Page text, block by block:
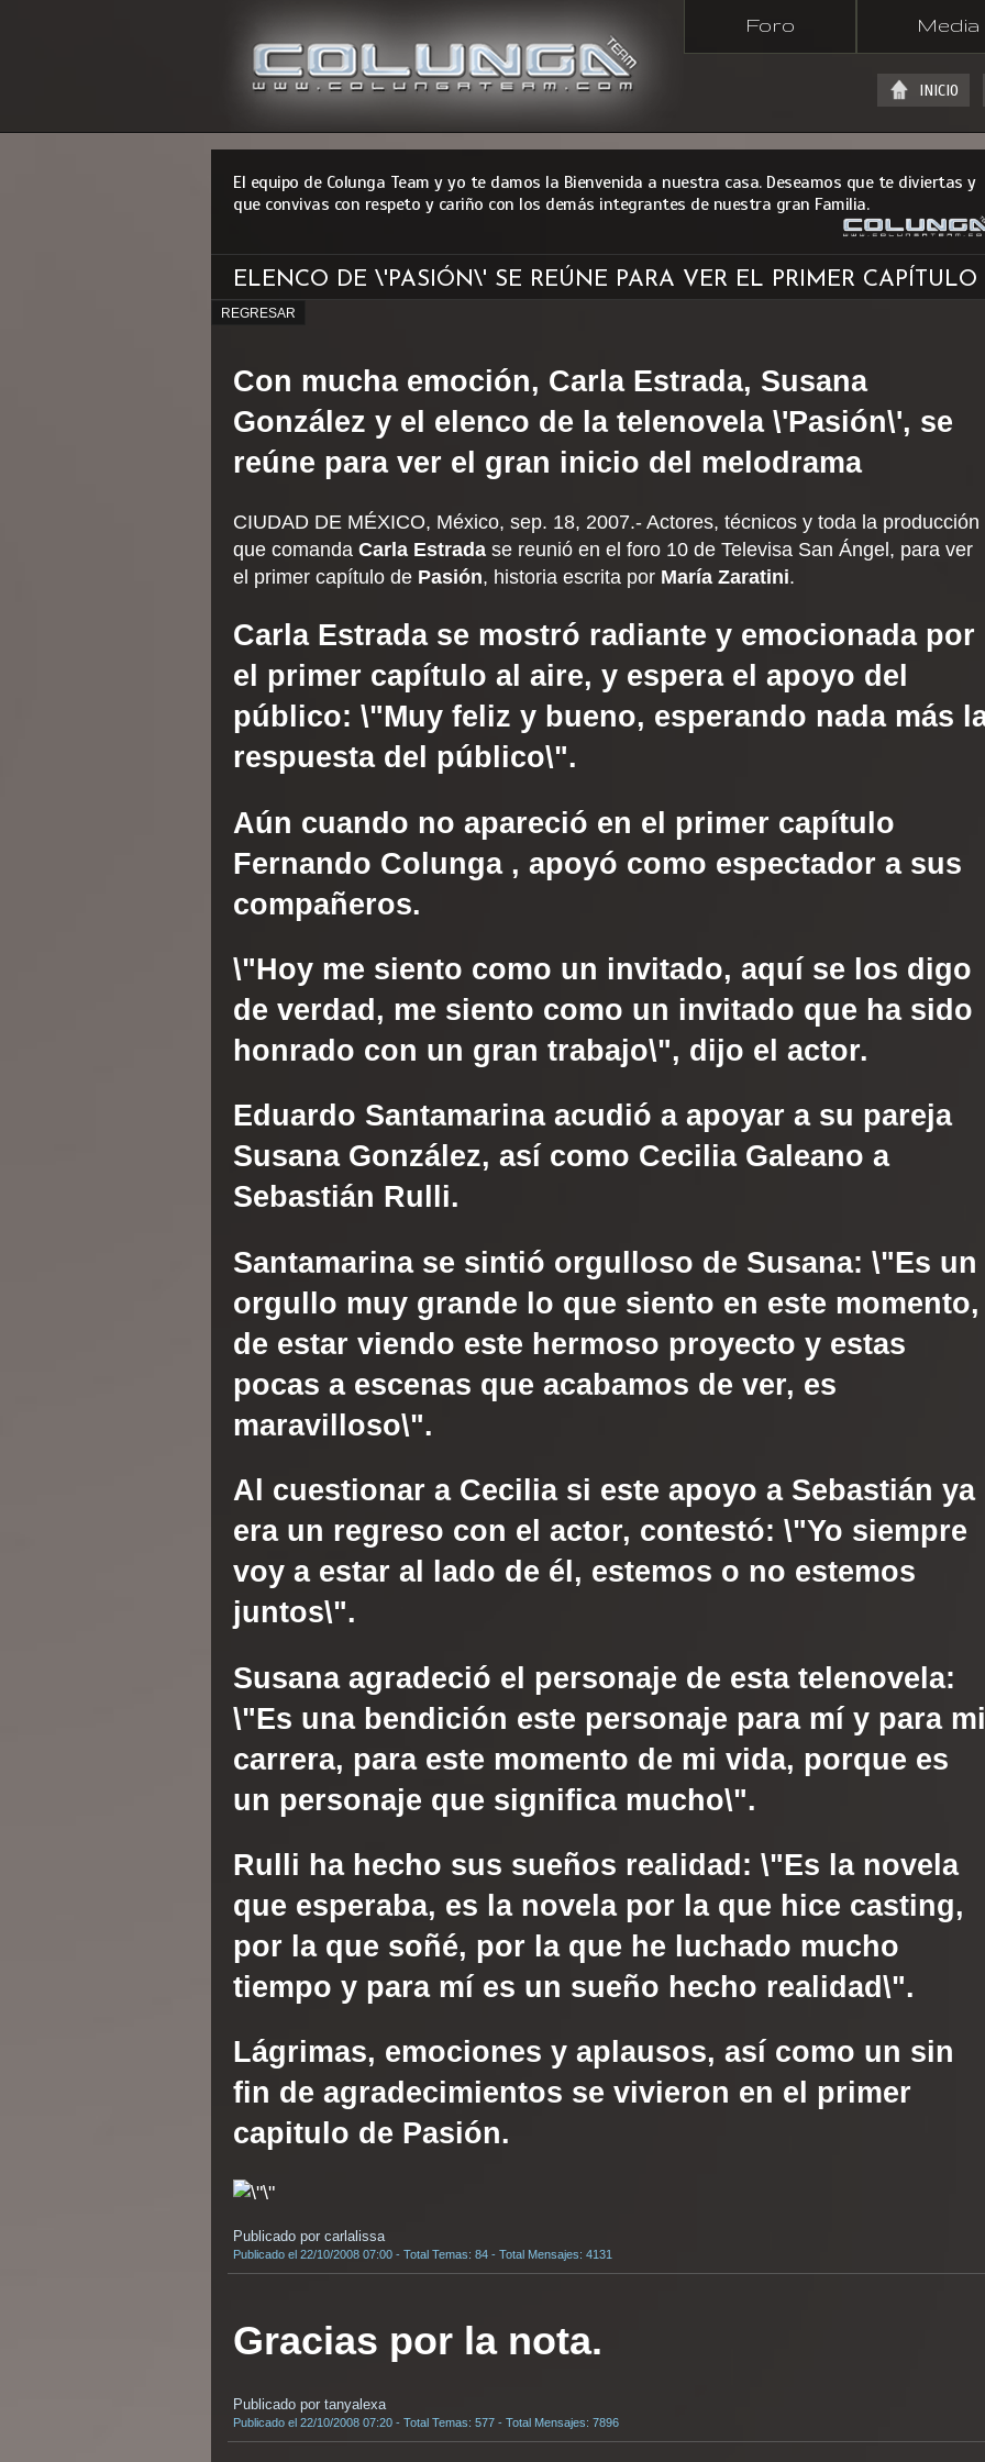
Foro Media
INICIO
El equipo de Colunga Team y yo te damos la Bienvenida a nuestra casa. Deseamos que te diviertas y
que convivas con respeto y cariño con los demás integrantes de nuestra gran Familia.
ELENCO DE \'PASIÓN\' SE REÚNE PARA VER EL PRIMER CAPÍTULO
REGRESAR
Con mucha emoción, Carla Estrada, Susana
González y el elenco de la telenovela \'Pasión\', se
reúne para ver el gran inicio del melodrama
CIUDAD DE MÉXICO, México, sep. 18, 2007.- Actores, técnicos y toda la producción
que comanda Carla Estrada se reunió en el foro 10 de Televisa San Ángel, para ver
el primer capítulo de Pasión, historia escrita por María Zaratini.
Carla Estradase mostró radiante y emocionada por
el primer capítulo al aire, y espera el apoyo del
público: \"Muy feliz y bueno, esperando nada más
respuesta del público\".
Aún cuando no apareció en el primer capítulo
Fernando Colunga , apoyó como espectador a sus
compañeros.
\"Hoy me siento como un invitado, aquí se los digo
de verdad, me siento como un invitado que ha sido
honrado con un gran trabajo\", dijo el actor.
Eduardo Santamarinaacudió a apoyar a su pareja
Susana González, así como Cecilia Galeano a
Sebastián Rulli.
Santamarinase sintió orgulloso de Susana: \"Es un
orgullo muy grande lo que siento en este momento,
de estar viendo este hermoso proyecto y estas
pocas a escenas que acabamos de ver, es
maravilloso\".
Al cuestionar a Cecilia si este apoyo a Sebastián ya
era un regreso con el actor, contestó: \"Yo siempre
voy a estar al lado de él, estemos o no estemos
juntos\".
Susanaagradeció el personaje de esta telenovela:
\"Es una bendición este personaje para mí y para mi
carrera, para este momento de mi vida, porque es
un personaje que significa mucho\".
Rulli ha hecho sus sueños realidad: \"Es la novela
que esperaba, es la novela por la que hice casting,
por la que soñé, por la que he luchado mucho
tiempo y para mí es un sueño hecho realidad\".
Lágrimas, emociones y aplausos, así como un sin
fin de agradecimientos se vivieron en el primer
capitulo de Pasión.
Publicado por carlalissa
Publicado el 22/10/2008 07:00 - Total Temas: 84 - Total Mensajes: 4131
Gracias por la nota.
Publicado por tanyalexa
Publicado el 22/10/2008 07:20 - Total Temas: 577 - Total Mensajes: 7896